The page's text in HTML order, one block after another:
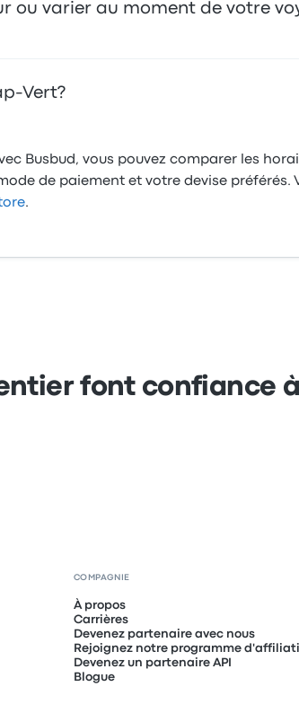
ou varier au moment de votre
Vert?
Busbud, vous pouvez comparer les
de paiement et votre devise préférés.
.
font confiance
COMPAGNIE
À propos
Carrières
Devenez partenaire avec nous
Rejoignez notre programme
Devenez un partenaire API
Blogue